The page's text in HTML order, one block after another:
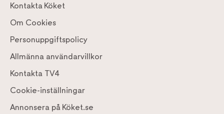
Kontakta Köket
Om Cookies
Personuppgiftspolicy
Allmänna användarvillkor
Kontakta TV4
Cookie-inställningar
Annonsera på Köket.se